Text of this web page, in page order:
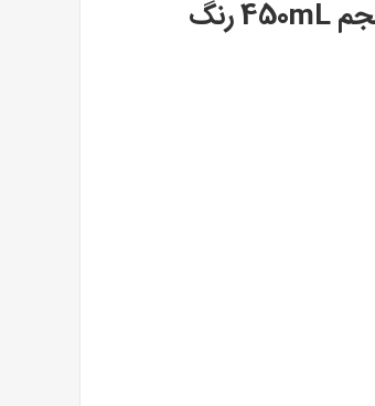
مینی فلاسک دسته دار یونیک کد UN-1847 حجم 450mL رنگ